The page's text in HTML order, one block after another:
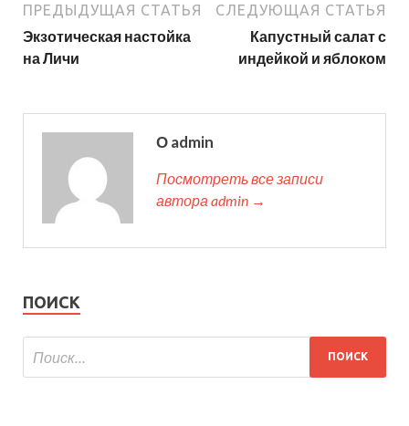
ПРЕДЫДУЩАЯ СТАТЬЯ
Экзотическая настойка
на Личи
СЛЕДУЮЩАЯ СТАТЬЯ
Капустный салат с
индейкой и яблоком
О admin
Посмотреть все записи
автора admin →
ПОИСК